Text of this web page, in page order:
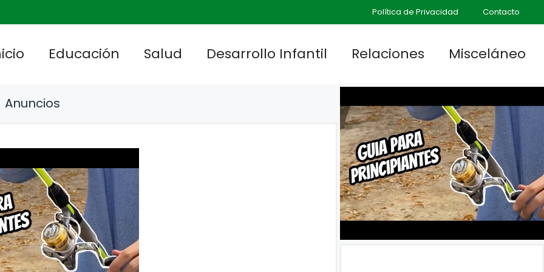
Política de Privacidad Contacto
Educación Salud Desarrollo Infantil Relaciones Misceláneo
Anuncios